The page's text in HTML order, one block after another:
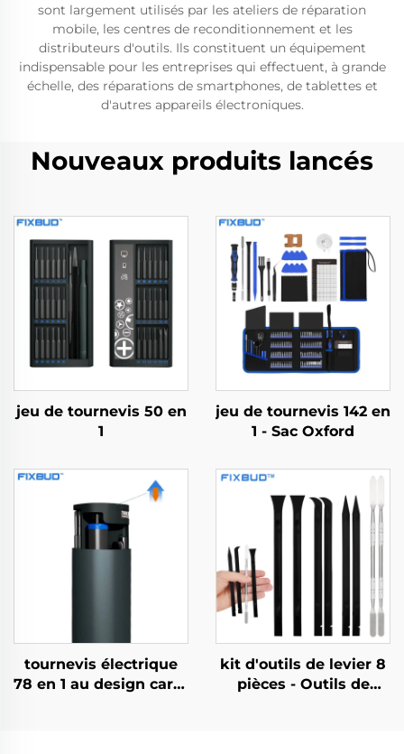
sont largement utilisés par les ateliers de réparation
mobile, les centres de reconditionnement et les
distributeurs d'outils. Ils constituent un équipement
indispensable pour les entreprises qui effectuent, à grande
échelle, des réparations de smartphones, de tablettes et
d'autres appareils électroniques.
Nouveaux produits lancés
jeu de tournevis 50 en
1
jeu de tournevis 142 en
1 - Sac Oxford
tournevis électrique
78 en 1 au design carré
kit d'outils de levier 8
pièces - Outils de